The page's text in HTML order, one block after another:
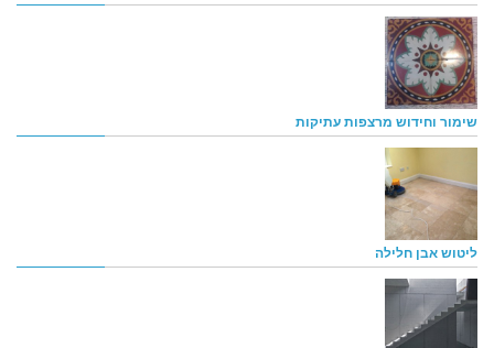
שימור וחידוש מרצפות עתיקות
ליטוש אבן חלילה